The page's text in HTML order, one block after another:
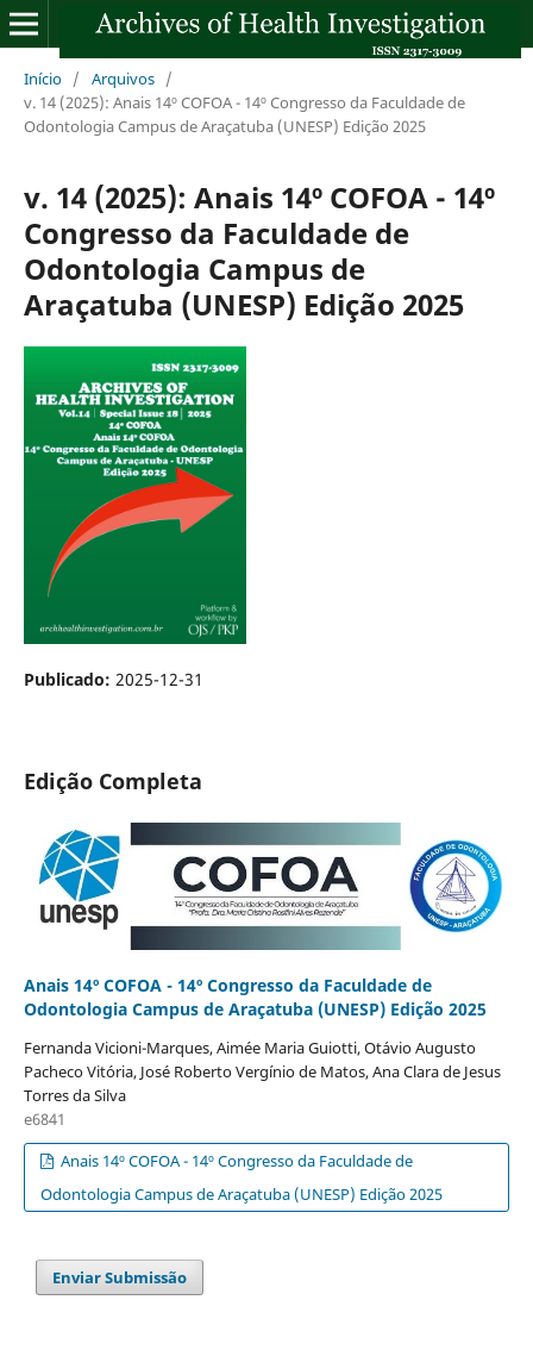
Início / Arquivos /
v. 14 (2025): Anais 14º COFOA - 14º Congresso da Faculdade de
Odontologia Campus de Araçatuba (UNESP) Edição 2025
v. 14 (2025): Anais 14º COFOA - 14º
Congresso da Faculdade de
Odontologia Campus de
Araçatuba (UNESP) Edição 2025
Publicado: 2025-12-31
Edição Completa
Anais 14º COFOA - 14º Congresso da Faculdade de
Odontologia Campus de Araçatuba (UNESP) Edição 2025
Fernanda Vicioni-Marques, Aimée Maria Guiotti, Otávio Augusto
Pacheco Vitória, José Roberto Vergínio de Matos, Ana Clara de Jesus
Torres da Silva
e6841
Anais 14º COFOA - 14º Congresso da Faculdade de
Odontologia Campus de Araçatuba (UNESP) Edição 2025
Enviar Submissão